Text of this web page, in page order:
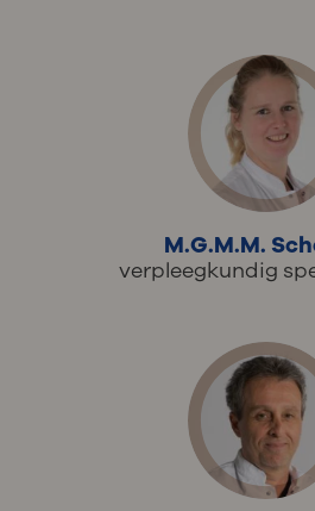
M.G.M.M.
verpleegkundig